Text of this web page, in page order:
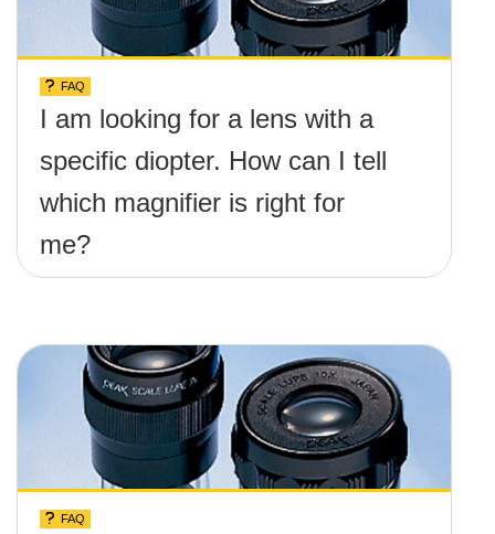
FAQ
I am looking for a lens with a
specific diopter. How can I tell
which magnifier is right for
me?
FAQ